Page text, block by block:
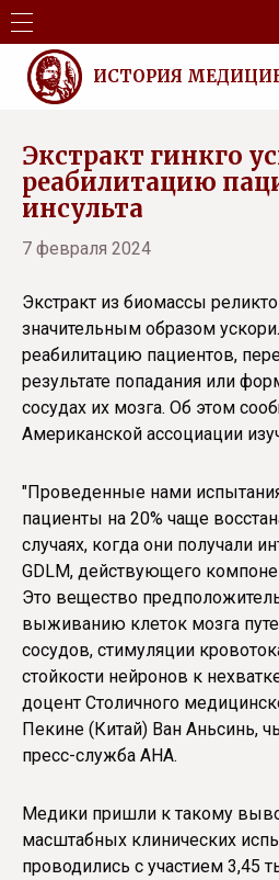
ИСТОРИЯ
Экстракт гинкго
реабилитацию
инсульта
7 февраля 2024
Экстракт из биомассы
значительным образом
реабилитацию пациентов,
результате попадания или
сосудах их мозга. Об этом
Американской ассоциации
"Проведенные нами
пациенты на 20% чаще
случаях, когда они получали
GDLM, действующего
Это вещество
выживанию клеток мозга
сосудов, стимуляции
стойкости нейронов к
доцент Столичного
Пекине (Китай) Ван Аньсинь,
пресс-служба AHA.
Медики пришли к такому
масштабных клинических
проводились с участием 3,45